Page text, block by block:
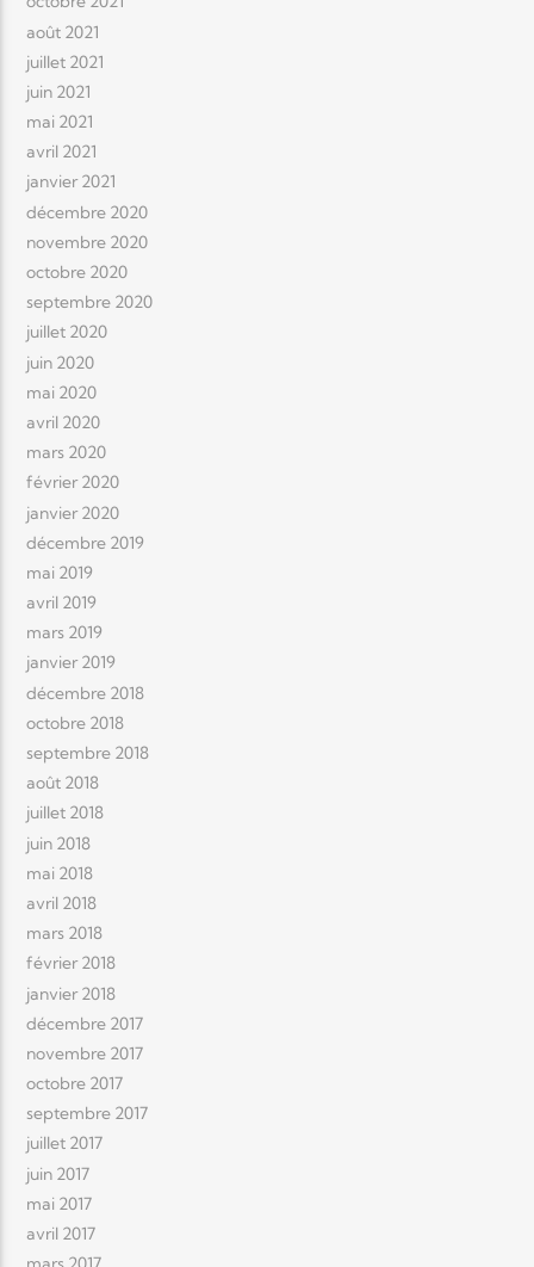
août 2021
juillet 2021
juin 2021
mai 2021
avril 2021
janvier 2021
décembre 2020
novembre 2020
octobre 2020
septembre 2020
juillet 2020
juin 2020
mai 2020
avril 2020
mars 2020
février 2020
janvier 2020
décembre 2019
mai 2019
avril 2019
mars 2019
janvier 2019
décembre 2018
octobre 2018
septembre 2018
août 2018
juillet 2018
juin 2018
mai 2018
avril 2018
mars 2018
février 2018
janvier 2018
décembre 2017
novembre 2017
octobre 2017
septembre 2017
juillet 2017
juin 2017
mai 2017
avril 2017